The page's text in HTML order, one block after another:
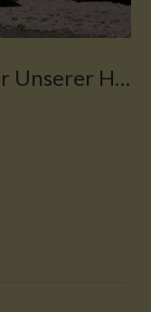
Firmenwagen Vor Unserer Halle